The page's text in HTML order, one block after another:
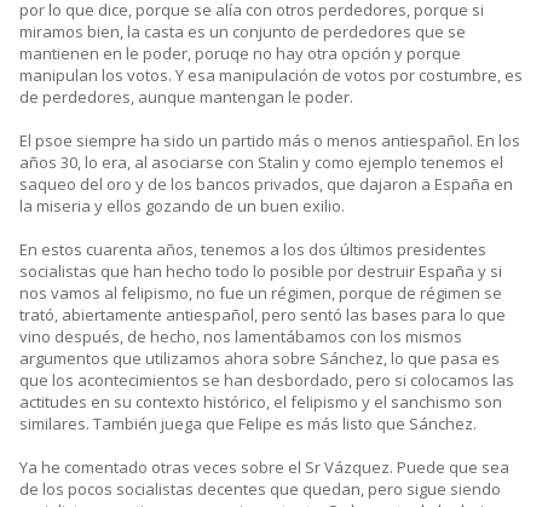
por lo que dice, porque se alía con otros perdedores, porque si
miramos bien, la casta es un conjunto de perdedores que se
mantienen en le poder, poruqe no hay otra opción y porque
manipulan los votos. Y esa manipulación de votos por costumbre, es
de perdedores, aunque mantengan le poder.
El psoe siempre ha sido un partido más o menos antiespañol. En los
años 30, lo era, al asociarse con Stalin y como ejemplo tenemos el
saqueo del oro y de los bancos privados, que dajaron a España en
la miseria y ellos gozando de un buen exilio.
En estos cuarenta años, tenemos a los dos últimos presidentes
socialistas que han hecho todo lo posible por destruir España y si
nos vamos al felipismo, no fue un régimen, porque de régimen se
trató, abiertamente antiespañol, pero sentó las bases para lo que
vino después, de hecho, nos lamentábamos con los mismos
argumentos que utilizamos ahora sobre Sánchez, lo que pasa es
que los acontecimientos se han desbordado, pero si colocamos las
actitudes en su contexto histórico, el felipismo y el sanchismo son
similares. También juega que Felipe es más listo que Sánchez.
Ya he comentado otras veces sobre el Sr Vázquez. Puede que sea
de los pocos socialistas decentes que quedan, pero sigue siendo